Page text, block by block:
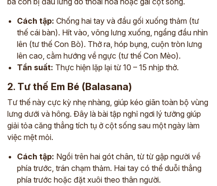
Cách tập: Chống hai tay và đầu gối xuống thảm (tư
thế cái bàn). Hít vào, võng lưng xuống, ngẩng đầu nhìn
lên (tư thế Con Bò). Thở ra, hóp bụng, cuộn tròn lưng
lên cao, cằm hướng về ngực (tư thế Con Mèo).
Tần suất: Thực hiện lặp lại từ 10 – 15 nhịp thở.
2. Tư thế Em Bé (Balasana)
Tư thế này cực kỳ nhẹ nhàng, giúp kéo giãn toàn bộ vùng
lưng dưới và hông. Đây là bài tập nghỉ ngơi lý tưởng giúp
giải tỏa căng thẳng tích tụ ở cột sống sau một ngày làm
việc mệt mỏi.
Cách tập: Ngồi trên hai gót chân, từ từ gập người về
phía trước, trán chạm thảm. Hai tay có thể duỗi thẳng
phía trước hoặc đặt xuôi theo thân người.